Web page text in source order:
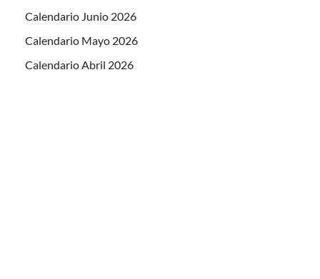
Calendario Junio 2026
Calendario Mayo 2026
Calendario Abril 2026